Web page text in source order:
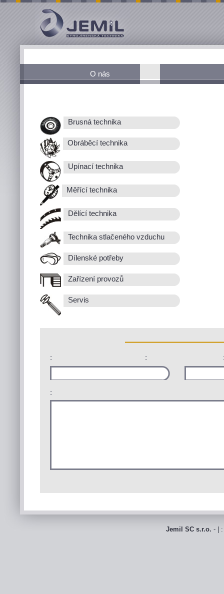
O nás
Brusná technika
Obráběcí technika
Upínací technika
Měřící technika
Dělící technika
Technika stlačeného vzduchu
Dílenské potřeby
Zařízení provozů
Servis
: :
:
Jemil SC s.r.o. - |